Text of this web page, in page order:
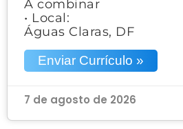
A combinar
• Local:
Águas Claras, DF
Enviar Currículo »
7 de agosto de 2026